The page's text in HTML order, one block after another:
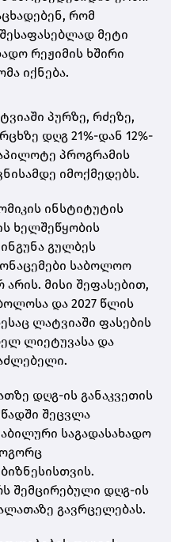
რომ
მეტი
რეჟიმის ხშირი
იქნება.
პურზე, რძეზე,
დღგ 21%-დან 12%-
პროგრამის
იმოქმედებს.
ინსტიტუტის
ხელშეწყობის
გულბეს
საბოლოო
არის. მისი შეფასებით,
და 2027 წლის
ლატვიაში ფასების
ლიეტუვასა და
დღგ-ის განაკვეთის
შეცვლა
საგადასახადო
შემცირებული დღგ-ის
გავრცელებას.